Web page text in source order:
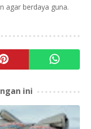
agar berdaya guna.
ini